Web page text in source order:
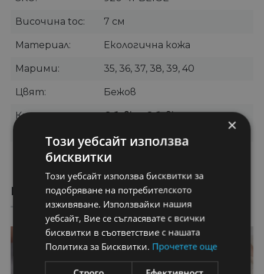
Височина toc 7 см
Материал Екологична кожа
Марими 35, 36, 37, 38, 39, 40
Цвят Бежов
Категории Обувки,Обувки на
Бранд CAROLIE
ПРЕПОРЪЧАНИ ПРОДУКТИ
20% 20%
×
Този уебсайт използва
бисквитки
Този уебсайт използва бисквитки за
подобряване на потребителското
изживяване. Използвайки нашия
уебсайт, Вие се съгласявате с всички
бисквитки в съответствие с нашата
Политика за Бисквитки. Прочетете още